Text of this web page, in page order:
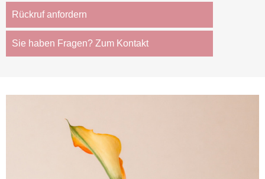
Rückruf anfordern
Sie haben Fragen? Zum Kontakt